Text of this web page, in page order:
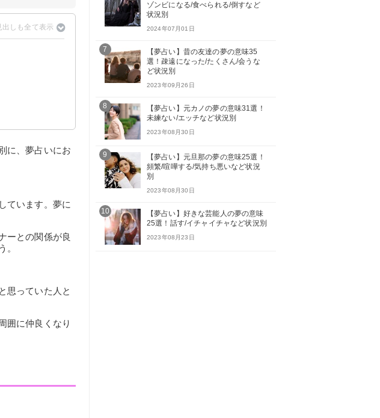
に、夢占いにお
ています。夢に
ーとの関係が良
。
思っていた人と
囲に仲良くなり
ゾンビになる/食べられる/倒すなど
状況別
2024年07月01日
7
【夢占い】昔の友達の夢の意味35
選！疎遠になった/たくさん/会うな
ど状況別
2023年09月26日
8
【夢占い】元カノの夢の意味31選！
未練ない/エッチなど状況別
2023年08月30日
9
【夢占い】元旦那の夢の意味25選！
頻繁/喧嘩する/気持ち悪いなど状況
別
2023年08月30日
10
【夢占い】好きな芸能人の夢の意味
25選！話す/イチャイチャなど状況別
2023年08月23日